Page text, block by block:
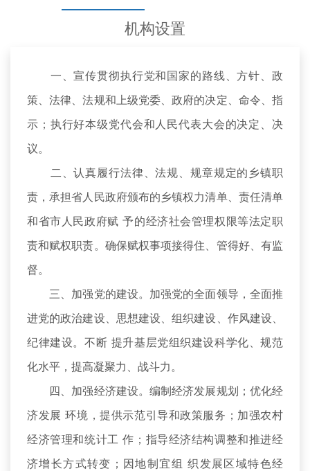
机构设置
一、宣传贯彻执行党和国家的路线、方针、政
策、法律、法规和上级党委、政府的决定、命令、指
示；执行好本级党代会和人民代表大会的决定、决
议。
二、认真履行法律、法规、规章规定的乡镇职
责，承担省人民政府颁布的乡镇权力清单、责任清单
和省市人民政府赋 予的经济社会管理权限等法定职
责和赋权职责。确保赋权事项接得住、管得好、有监
督。
三、加强党的建设。加强党的全面领导，全面推
进党的政治建设、思想建设、组织建设、作风建设、
纪律建设。不断 提升基层党组织建设科学化、规范
化水平，提高凝聚力、战斗力。
四、加强经济建设。编制经济发展规划；优化经
济发展 环境，提供示范引导和政策服务；加强农村
经济管理和统计工 作；指导经济结构调整和推进经
济增长方式转变；因地制宜组 织发展区域特色经